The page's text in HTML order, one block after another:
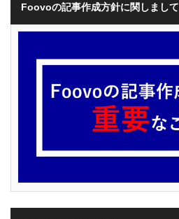
Foovoの記事作成方針に関しまして